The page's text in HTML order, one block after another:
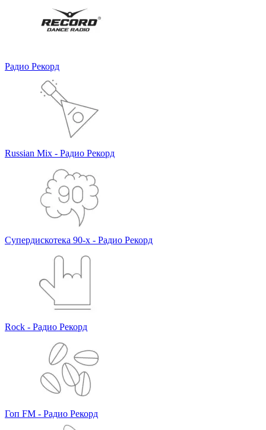
Радио Рекорд
Russian Mix - Радио Рекорд
Супердискотека 90-х - Радио Рекорд
Rock - Радио Рекорд
Гоп FM - Радио Рекорд